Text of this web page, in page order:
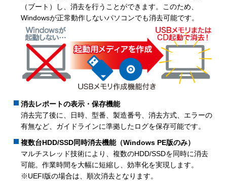
（ブート）し、消去を行うことができます。このため、
Windowsが正常動作しないパソコンでも消去可能です。
消去レポートの表示・保存機能
消去完了後に、日時、型番、製造番号、消去方式、エラーの
有無など、ガイドラインに準拠したログを保存可能です。
複数台HDD/SSD同時消去機能（Windows PE版のみ）
マルチスレッド技術により、複数のHDD/SSDを同時に消去
可能。作業時間を大幅に短縮し、効率化を実現します。
※UEFI版の場合は、順次消去となります。